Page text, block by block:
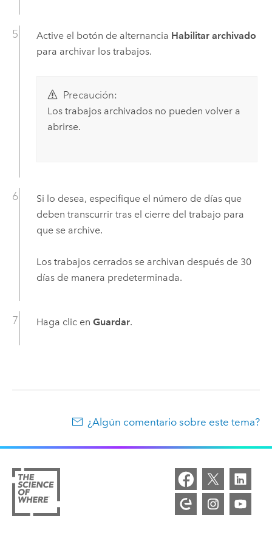
Active el botón de alternancia Habilitar archivado
para archivar los trabajos.
Precaución:
Los trabajos archivados no pueden volver a
abrirse.
Si lo desea, especifique el número de días que
deben transcurrir tras el cierre del trabajo para
que se archive.
Los trabajos cerrados se archivan después de 30
días de manera predeterminada.
Haga clic en Guardar.
¿Algún comentario sobre este tema?